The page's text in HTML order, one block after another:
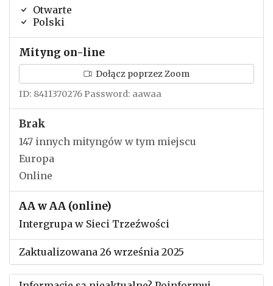
Otwarte
Polski
Mityng on-line
Dołącz poprzez Zoom
ID: 8411370276 Password: aawaa
Brak
147 innych mityngów w tym miejscu
Europa
Online
AA w AA (online)
Intergrupa w Sieci Trzeźwości
Zaktualizowana 26 września 2025